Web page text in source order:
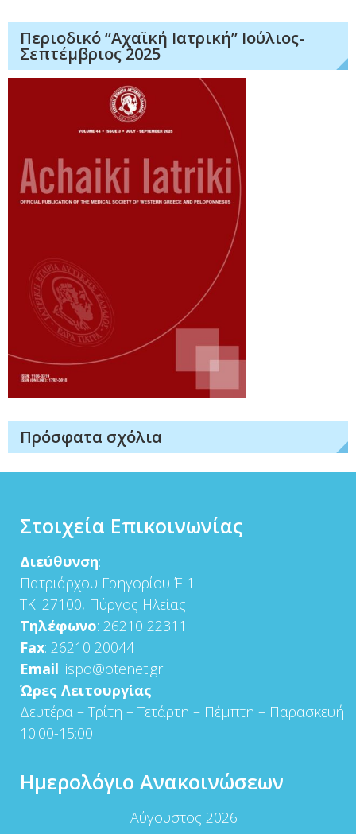
Περιοδικό “Αχαϊκή Ιατρική” Ιούλιος-
Σεπτέμβριος 2025
Πρόσφατα σχόλια
Στοιχεία Επικοινωνίας
Διεύθυνση:
Πατριάρχου Γρηγορίου Έ 1
ΤΚ: 27100, Πύργος Ηλείας
Τηλέφωνο: 26210 22311
Fax: 26210 20044
Email: ispo@otenet.gr
Ώρες Λειτουργίας:
Δευτέρα – Τρίτη – Τετάρτη – Πέμπτη – Παρασκευή
10:00-15:00
Ημερολόγιο Ανακοινώσεων
Αύγουστος 2026